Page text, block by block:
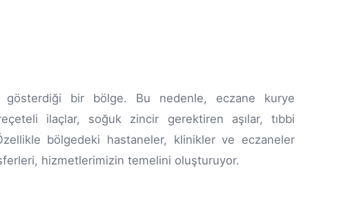
gösterdiği bir bölge. Bu nedenle, eczane kurye
ilaçlar, soğuk zincir gerektiren aşılar, tıbbi
bölgedeki hastaneler, klinikler ve eczaneler
hizmetlerimizin temelini oluşturuyor.